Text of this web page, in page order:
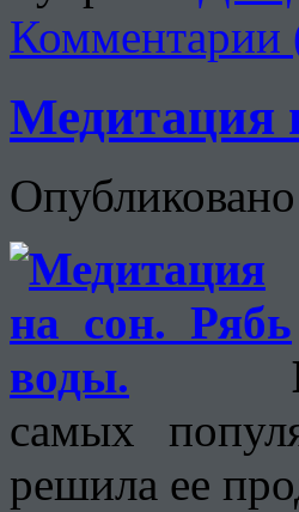
Комментарии
Медитация
Опубликовано
самых
решила ее